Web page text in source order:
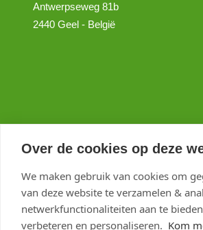
Over de cookies op deze
We maken gebruik van cookies om
van deze website te verzamelen &
netwerkfunctionaliteiten aan te
verbeteren en personaliseren. Kom
Antwerpseweg 81b
2440 Geel - België